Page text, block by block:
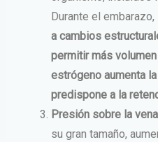
Durante el embarazo,
a cambios
permitir más
estrógeno aumenta
predispone a la
Presión sobre la
su gran tamaño,